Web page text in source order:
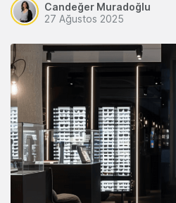
Candeğer Muradoğlu
27 Ağustos 2025